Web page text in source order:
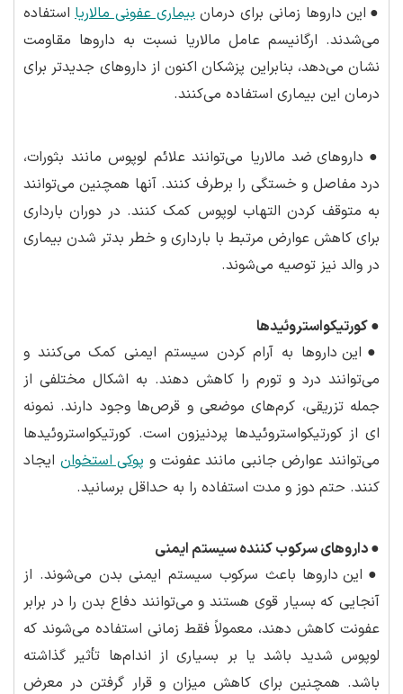
● این داروها زمانی برای درمانبیماری عفونی مالاریا استفاده
می‌شدند. ارگانیسم عامل مالاریا نسبت به داروها مقاومت
نشان می‌دهد، بنابراین پزشکان اکنون از داروهای جدیدتر برای
درمان این بیماری استفاده می‌کنند.
● داروهای ضد مالاریا می‌توانند علائم لوپوس مانند بثورات،
درد مفاصل و خستگی را برطرف کنند. آنها همچنین می‌توانند
به متوقف کردن التهاب لوپوس کمک کنند. در دوران بارداری
برای کاهش عوارض مرتبط با بارداری و خطر بدتر شدن بیماری
در والد نیز توصیه می‌شوند.
●کورتیکواستروئیدها
● این داروها به آرام کردن سیستم ایمنی کمک می‌کنند و
می‌توانند درد و تورم را کاهش دهند. به اشکال مختلفی از
جمله تزریقی، کرم‌های موضعی و قرص‌ها وجود دارند. نمونه
ای از کورتیکواستروئیدها پردنیزون است. کورتیکواستروئیدها
می‌توانند عوارض جانبی مانند عفونت و پوکی استخوان ایجاد
کنند. حتم دوز و مدت استفاده را به حداقل برسانید.
●داروهای سرکوب کننده سیستم ایمنی
● این داروها باعث سرکوب سیستم ایمنی بدن می‌شوند. از
آنجایی که بسیار قوی هستند و می‌توانند دفاع بدن را در برابر
عفونت کاهش دهند، معمولاً فقط زمانی استفاده می‌شوند که
لوپوس شدید باشد یا بر بسیاری از اندام‌ها تأثیر گذاشته
باشد. همچنین برای کاهش میزان و قرار گرفتن در معرض